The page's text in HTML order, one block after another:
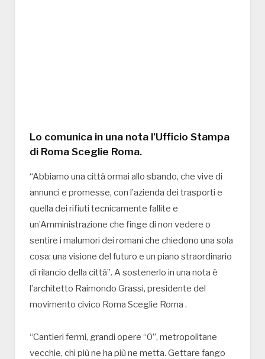
Lo comunica in una nota l’Ufficio Stampa
di Roma Sceglie Roma.
“Abbiamo una città ormai allo sbando, che vive di
annunci e promesse, con l’azienda dei trasporti e
quella dei rifiuti tecnicamente fallite e
un’Amministrazione che finge di non vedere o
sentire i malumori dei romani che chiedono una sola
cosa: una visione del futuro e un piano straordinario
di rilancio della città”. A sostenerlo in una nota è
l’architetto Raimondo Grassi, presidente del
movimento civico Roma Sceglie Roma .
“Cantieri fermi, grandi opere “0”, metropolitane
vecchie, chi più ne ha più ne metta. Gettare fango